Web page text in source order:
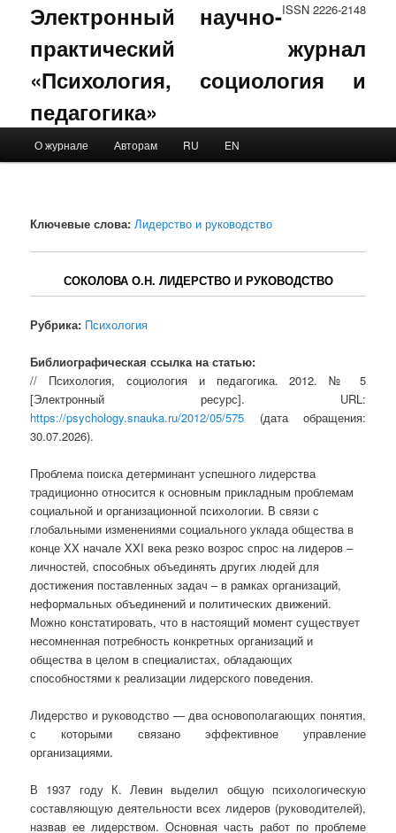
ISSN 2226-2148
Электронный научно-
практический журнал
«Психология, социология и
педагогика»
Skip to primary content
Skip to secondary content
О журнале Авторам RU EN
Ключевые слова: Лидерство и руководство
СОКОЛОВА О.Н. ЛИДЕРСТВО И РУКОВОДСТВО
Рубрика: Психология
Библиографическая ссылка на статью:
// Психология, социология и педагогика. 2012. № 5
[Электронный ресурс]. URL:
https://psychology.snauka.ru/2012/05/575 (дата обращения:
30.07.2026).
Проблема поиска детерминант успешного лидерства
традиционно относится к основным прикладным проблемам
социальной и организационной психологии. В связи с
глобальными изменениями социального уклада общества в
конце XX начале XXI века резко возрос спрос на лидеров –
личностей, способных объединять других людей для
достижения поставленных задач – в рамках организаций,
неформальных объединений и политических движений.
Можно констатировать, что в настоящий момент существует
несомненная потребность конкретных организаций и
общества в целом в специалистах, обладающих
способностями к реализации лидерского поведения.
Лидерство и руководство — два основополагающих понятия,
с которыми связано эффективное управление
организациями.
В 1937 году К. Левин выделил общую психологическую
составляющую деятельности всех лидеров (руководителей),
назвав ее лидерством. Основная часть работ по проблеме